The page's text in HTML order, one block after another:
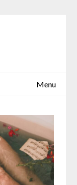
Menu